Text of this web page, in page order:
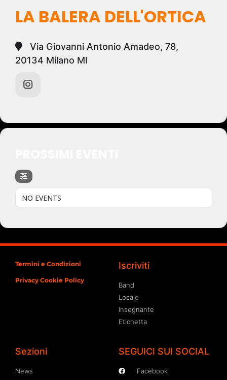
LA BALERA DELL'ORTICA
Via Giovanni Antonio Amadeo, 78,
20134 Milano MI
NO EVENTS
Termini e Condizioni
Privacy Cookie Policy
Iscriviti
Band
Locale
Insegnante
Etichetta
Sezioni
News
SEGUICI SUI SOCIAL
Facebook